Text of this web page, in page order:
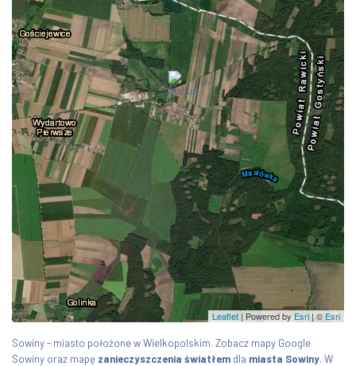
Leaflet | Powered by Esri | © Esri
Sowiny - miasto położone w Wielkopolskim. Zobacz mapy Google
Sowiny oraz mapę zanieczyszczenia światłem dla miasta Sowiny. W